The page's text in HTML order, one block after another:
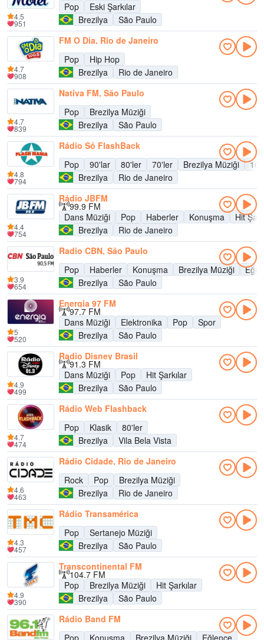
Pop
Eski Şarkılar
Brezilya
São Paulo
4.5
951
FM O Dia, Rio de Janeiro
Pop
Hip Hop
Brezilya
Rio de Janeiro
4.7
908
Nativa FM, São Paulo
Pop
Brezilya Müziği
Brezilya
São Paulo
4.7
839
Rádio Só FlashBack
Pop
90'lar 80'ler 70'ler Brezilya Müziği
Brezilya
Rio de Janeiro
4.8
794
Rádio JBFM
99.9 FM
Dans Müziği
Pop Haberler Konuşma
Hit
Brezilya
Rio de Janeiro
4.4
754
Radio CBN, São Paulo
Pop
Haberler Konuşma Brezilya Müziği
Brezilya
São Paulo
3.9
654
Energia 97 FM
97.7 FM
Dans Müziği
Elektronika Pop
Spor
Brezilya
São Paulo
5
520
Radio Disney Brasil
91.3 FM
Dans Müziği
Pop
Hit Şarkılar
Brezilya
São Paulo
4.9
499
Rádio Web Flashback
Pop
Klasik
80'ler
Brezilya
Vila Bela Vista
4.7
474
Rádio Cidade, Rio de Janeiro
Rock
Pop
Brezilya Müziği
Brezilya
Rio de Janeiro
4.6
463
Rádio Transamérica
Pop
Sertanejo Müziği
Brezilya
São Paulo
4.3
457
Transcontinental FM
104.7 FM
Pop
Brezilya Müziği
Hit Şarkılar
Brezilya
São Paulo
4.9
390
Rádio Band FM
Pop
Konuşma Brezilya Müziği Eğlence